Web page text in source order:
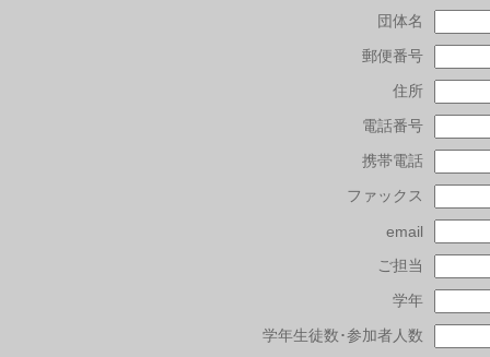
団体名
郵便番号
住所
電話番号
携帯電話
ファックス
email
ご担当
学年
学年生徒数･参加者人数